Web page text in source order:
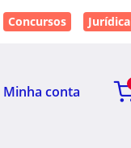
Concursos Jurídica
Minha conta